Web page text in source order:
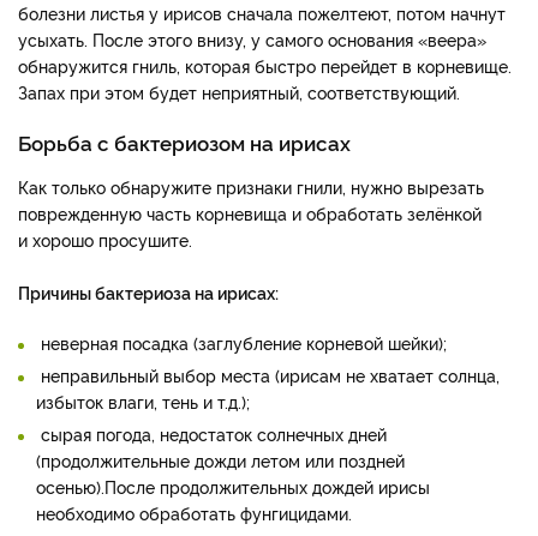
болезни листья у ирисов сначала пожелтеют, потом начнут
усыхать. После этого внизу, у самого основания «веера»
обнаружится гниль, которая быстро перейдет в корневище.
Запах при этом будет неприятный, соответствующий.
Борьба с бактериозом на ирисах
Как только обнаружите признаки гнили, нужно вырезать
поврежденную часть корневища и обработать зелёнкой
и хорошо просушите.
Причины бактериоза на ирисах:
неверная посадка (заглубление корневой шейки);
неправильный выбор места (ирисам не хватает солнца,
избыток влаги, тень и т.д.);
сырая погода, недостаток солнечных дней
(продолжительные дожди летом или поздней
осенью).После продолжительных дождей ирисы
необходимо обработать фунгицидами.